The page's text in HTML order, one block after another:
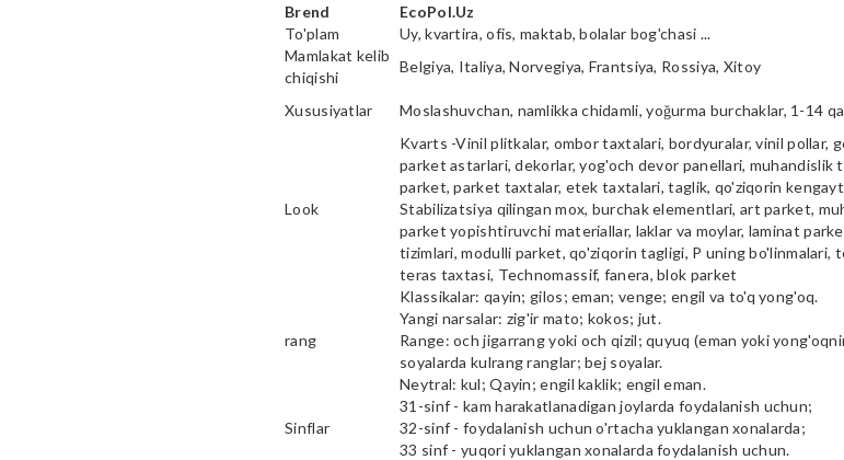
Brend EcoPol.Uz
To'plam
Uy, kvartira, ofis, maktab, bolalar bog'chasi ...
Mamlakat kelib
chiqishi
Belgiya, Italiya, Norvegiya, Frantsiya, Rossiya, Xitoy
Xususiyatlar
Moslashuvchan, namlikka chidamli, yoğurma burchaklar, 1-14
Look
Kvarts -Vinil plitkalar, ombor taxtalari, bordyuralar, vinil pollar,
parket astarlari, dekorlar, yog'och devor panellari, muhandislik
parket, parket taxtalar, etek taxtalari, taglik, qo'ziqorin
Stabilizatsiya qilingan mox, burchak elementlari, art parket,
parket yopishtiruvchi materiallar, laklar va moylar, laminat
tizimlari, modulli parket, qo'ziqorin tagligi, P uning bo'linmalari,
teras taxtasi, Technomassif, fanera, blok parket
rang
Klassikalar: qayin; gilos; eman; venge; engil va to'q yong'oq.
Yangi narsalar: zig'ir mato; kokos; jut.
Range: och jigarrang yoki och qizil; quyuq (eman yoki
soyalarda kulrang ranglar; bej soyalar.
Neytral: kul; Qayin; engil kaklik; engil eman.
Sinflar
31-sinf - kam harakatlanadigan joylarda foydalanish uchun;
32-sinf - foydalanish uchun o'rtacha yuklangan xonalarda;
33 sinf - yuqori yuklangan xonalarda foydalanish uchun.